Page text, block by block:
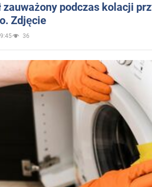
zauważony podczas kolacji
Zdjęcie
36